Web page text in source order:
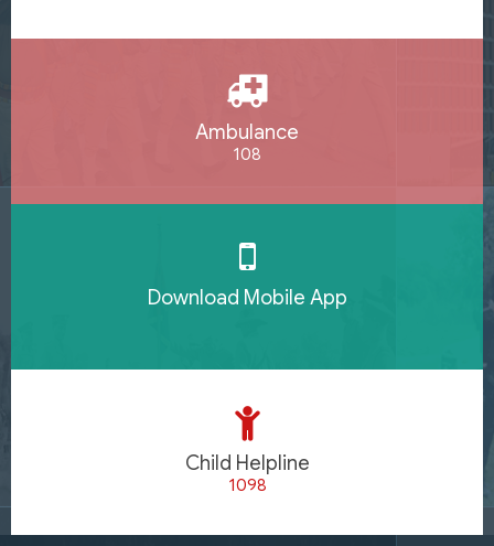
Ambulance
108
Download Mobile App
Child Helpline
1098